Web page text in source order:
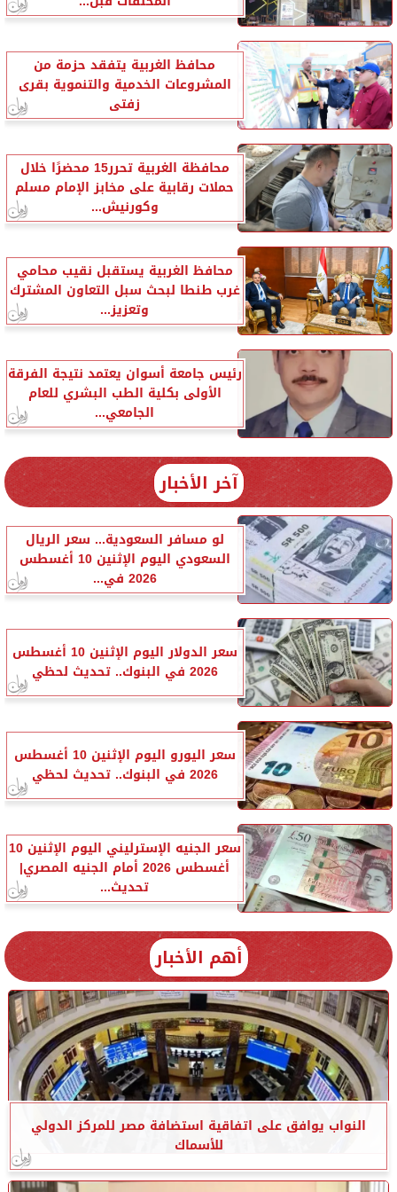
محافظ الغربية يتفقد حزمة من
المشروعات الخدمية والتنموية بقرى
زفتى
محافظة الغربية تحرر15 محضرًا خلال
حملات رقابية على مخابز الإمام مسلم
وكورنيش...
محافظ الغربية يستقبل نقيب محامي
غرب طنطا لبحث سبل التعاون المشترك
وتعزيز...
رئيس جامعة أسوان يعتمد نتيجة الفرقة
الأولى بكلية الطب البشري للعام
الجامعي...
آخر الأخبار
لو مسافر السعودية... سعر الريال
السعودي اليوم الإثنين 10 أغسطس
2026 في...
سعر الدولار اليوم الإثنين 10 أغسطس
2026 في البنوك.. تحديث لحظي
سعر اليورو اليوم الإثنين 10 أغسطس
2026 في البنوك.. تحديث لحظي
سعر الجنيه الإسترليني اليوم الإثنين 10
أغسطس 2026 أمام الجنيه المصري|
تحديث...
أهم الأخبار
النواب يوافق على اتفاقية استضافة مصر للمركز الدولي
للأسماك